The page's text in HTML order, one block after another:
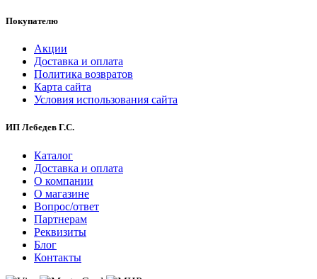
Покупателю
Акции
Доставка и оплата
Политика возвратов
Карта сайта
Условия использования сайта
ИП Лебедев Г.С.
Каталог
Доставка и оплата
О компании
О магазине
Вопрос/ответ
Партнерам
Реквизиты
Блог
Контакты